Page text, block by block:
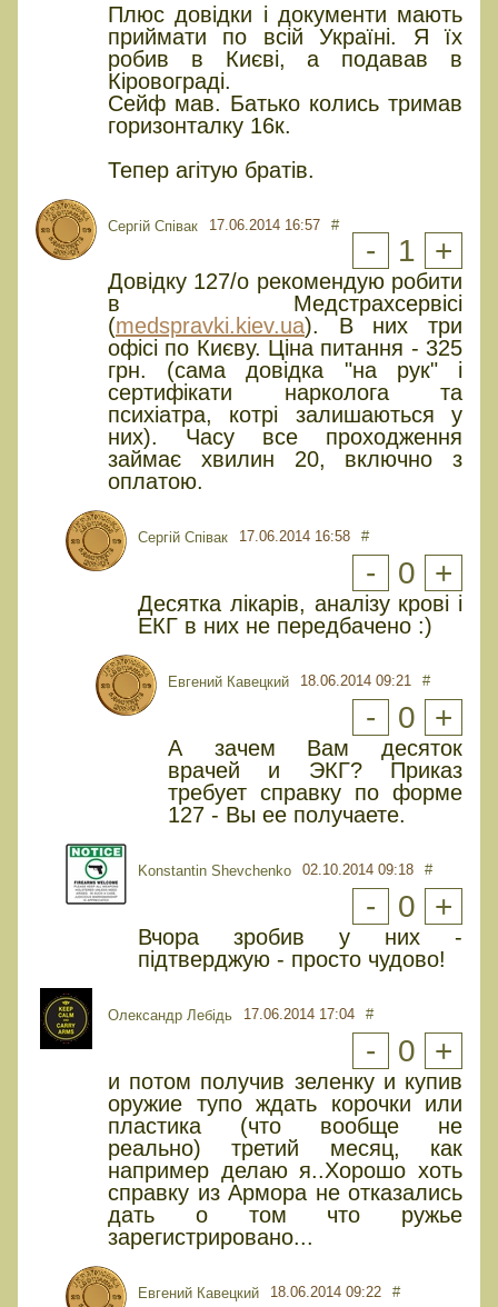
Плюс довідки і документи мають
приймати по всій Україні. Я їх
робив в Києві, а подавав в
Кіровограді.
Сейф мав. Батько колись тримав
горизонталку 16к.
Тепер агітую братів.
Сергій Співак 17.06.2014 16:57 #
- 1 +
Довідку 127/о рекомендую робити
в Медстрахсервісі
(medspravki.kiev.ua). В них три
офісі по Києву. Ціна питання - 325
грн. (сама довідка "на рук" і
сертифікати нарколога та
психіатра, котрі залишаються у
них). Часу все проходження
займає хвилин 20, включно з
оплатою.
Сергій Співак 17.06.2014 16:58 #
- 0 +
Десятка лікарів, аналізу крові і
ЕКГ в них не передбачено :)
Евгений Кавецкий 18.06.2014 09:21 #
- 0 +
А зачем Вам десяток
врачей и ЭКГ? Приказ
требует справку по форме
127 - Вы ее получаете.
Konstantin Shevchenko 02.10.2014 09:18 #
- 0 +
Вчора зробив у них -
підтверджую - просто чудово!
Олександр Лебідь 17.06.2014 17:04 #
- 0 +
и потом получив зеленку и купив
оружие тупо ждать корочки или
пластика (что вообще не
реально) третий месяц, как
например делаю я..Хорошо хоть
справку из Армора не отказались
дать о том что ружье
зарегистрировано...
Евгений Кавецкий 18.06.2014 09:22 #